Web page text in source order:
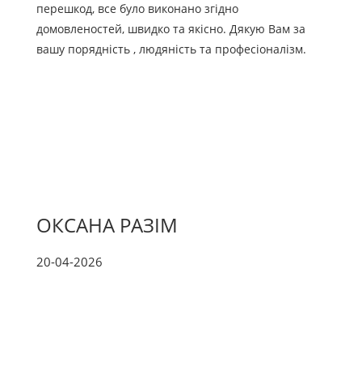
перешкод, все було виконано згідно
домовленостей, швидко та якісно. Дякую Вам за
вашу порядність , людяність та професіоналізм.
ОКСАНА РАЗІМ
20-04-2026